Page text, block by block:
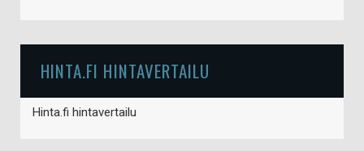
HINTA.FI HINTAVERTAILU
Hinta.fi hintavertailu